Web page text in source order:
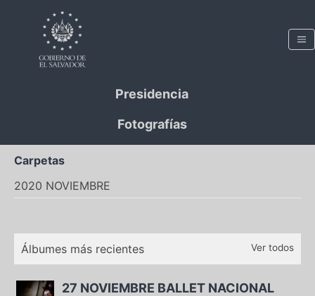
Presidencia
Fotografías
Carpetas
2020 NOVIEMBRE
Ver todos
Álbumes más recientes
27 NOVIEMBRE BALLET NACIONAL